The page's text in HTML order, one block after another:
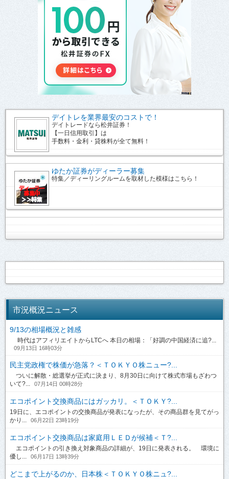
デイトレを業界最安のコストで！
デイトレードなら松井証券！
【一日信用取引】は
手数料・金利・貸株料が全て無料！
ゆたか証券がディーラー募集
特集／ディーリングルームを取材した模様はこちら！
市況概況ニュース
9/13の相場概況と雑感
時代はアフィリエイトからLTCへ 本日の相場：「好調の中国経済に追?...
09月13日 16時03分
民主党政権で株価が急落？＜ＴＯＫＹＯ株ニュー?...
ついに解散・総選挙が正式に決まり、8月30日に向けて株式市場もざわつ
いて?...
07月14日 00時28分
エコポイント交換商品にはガッカリ。＜ＴＯＫＹ?...
19日に、エコポイントの交換商品が発表になったが、その商品群を見てがっ
かり...
06月22日 23時19分
エコポイント交換商品は家庭用ＬＥＤが候補＜Ｔ?...
エコポイントの引き換え対象商品の詳細が、19日に発表される。 環境に
優し...
06月17日 13時39分
どこまで上がるのか、日本株＜ＴＯＫＹＯ株ニュ?...